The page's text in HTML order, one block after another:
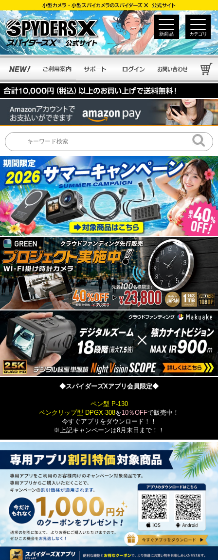
カテゴリ
新商品
◆スパイダーズXアプリ会員限定◆
ペン型 P-130
ペンクリップ型 DPGX-308を10％OFFで販売中！
今すぐアプリをダウンロード！！
※上記キャンペーンは8月末日まで！！